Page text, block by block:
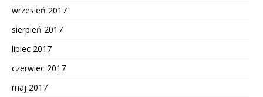
wrzesień 2017
sierpień 2017
lipiec 2017
czerwiec 2017
maj 2017